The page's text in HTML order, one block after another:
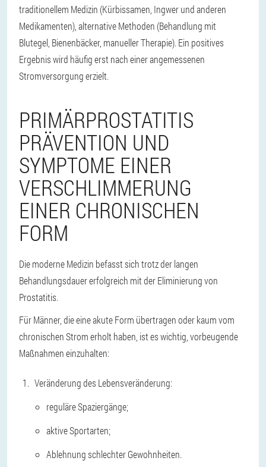
traditionellem Medizin (Kürbissamen, Ingwer und anderen
Medikamenten), alternative Methoden (Behandlung mit
Blutegel, Bienenbäcker, manueller Therapie). Ein positives
Ergebnis wird häufig erst nach einer angemessenen
Stromversorgung erzielt.
PRIMÄRPROSTATITIS
PRÄVENTION UND
SYMPTOME EINER
VERSCHLIMMERUNG
EINER CHRONISCHEN
FORM
Die moderne Medizin befasst sich trotz der langen
Behandlungsdauer erfolgreich mit der Eliminierung von
Prostatitis.
Für Männer, die eine akute Form übertragen oder kaum vom
chronischen Strom erholt haben, ist es wichtig, vorbeugende
Maßnahmen einzuhalten:
Veränderung des Lebensveränderung:
reguläre Spaziergänge;
aktive Sportarten;
Ablehnung schlechter Gewohnheiten.